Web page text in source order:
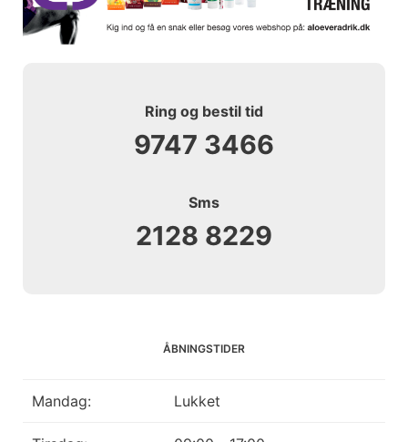
Ring og bestil tid
9747 3466
Sms
2128 8229
ÅBNINGSTIDER
Mandag: Lukket